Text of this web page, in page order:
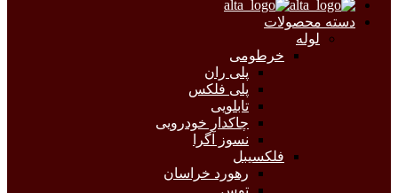
دسته محصولات
لوله
خرطومی
پلی ران
پلی فلکس
تابلویی
چاکدار خودرویی
نسوز آگرا
فلکسیبل
رهورد خراسان
توس